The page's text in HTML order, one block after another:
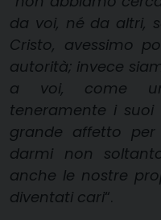
da voi, né da altri,
Cristo, avessimo
autorità; invece
a voi, come
teneramente i suoi
grande affetto
darmi non
anche le nostre
diventati cari“.